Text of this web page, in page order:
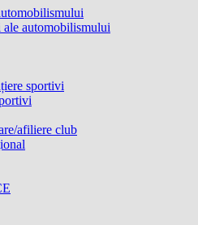
ale automobilismului
sportivi
afiliere club